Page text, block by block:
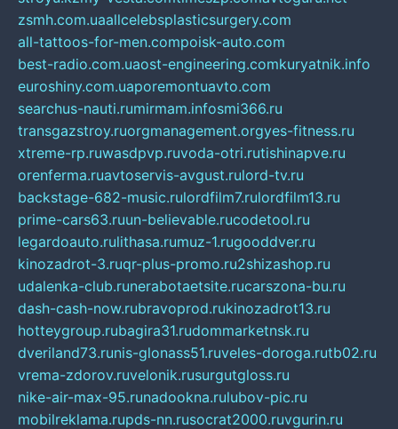
zsmh.com.uaallcelebsplasticsurgery.com
all-tattoos-for-men.compoisk-auto.com
best-radio.com.uaost-engineering.comkuryatnik.info
euroshiny.com.uaporemontuavto.com
searchus-nauti.rumirmam.infosmi366.ru
transgazstroy.ruorgmanagement.orgyes-fitness.ru
xtreme-rp.ruwasdpvp.ruvoda-otri.rutishinapve.ru
orenferma.ruavtoservis-avgust.rulord-tv.ru
backstage-682-music.rulordfilm7.rulordfilm13.ru
prime-cars63.ruun-believable.rucodetool.ru
legardoauto.rulithasa.rumuz-1.rugooddver.ru
kinozadrot-3.ruqr-plus-promo.ru2shizashop.ru
udalenka-club.runerabotaetsite.rucarszona-bu.ru
dash-cash-now.rubravoprod.rukinozadrot13.ru
hotteygroup.rubagira31.rudommarketnsk.ru
dveriland73.runis-glonass51.ruveles-doroga.rutb02.ru
vrema-zdorov.ruvelonik.rusurgutgloss.ru
nike-air-max-95.runadookna.rulubov-pic.ru
mobilreklama.rupds-nn.rusocrat2000.ruvgurin.ru